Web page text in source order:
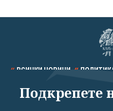
ВСИЧКИ НОВИНИ
СПОРТ КУЛТУРА
Подкрепете